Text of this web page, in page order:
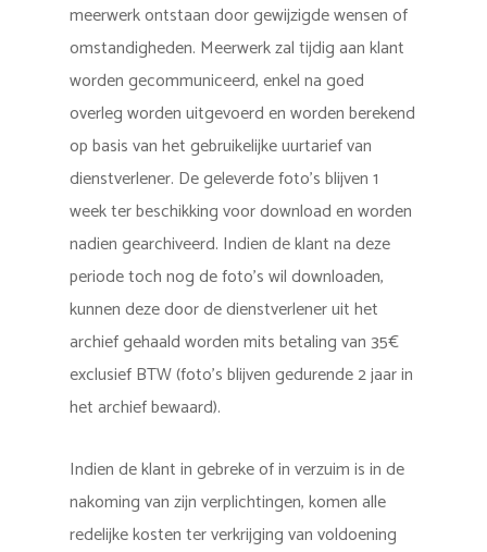
meerwerk ontstaan door gewijzigde wensen of
omstandigheden. Meerwerk zal tijdig aan klant
worden gecommuniceerd, enkel na goed
overleg worden uitgevoerd en worden berekend
op basis van het gebruikelijke uurtarief van
dienstverlener. De geleverde foto’s blijven 1
week ter beschikking voor download en worden
nadien gearchiveerd. Indien de klant na deze
periode toch nog de foto’s wil downloaden,
kunnen deze door de dienstverlener uit het
archief gehaald worden mits betaling van 35€
exclusief BTW (foto’s blijven gedurende 2 jaar in
het archief bewaard).
Indien de klant in gebreke of in verzuim is in de
nakoming van zijn verplichtingen, komen alle
redelijke kosten ter verkrijging van voldoening